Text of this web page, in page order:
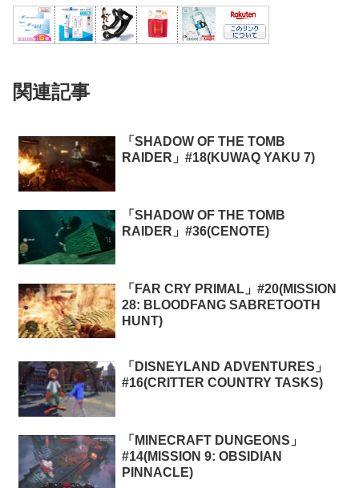
関連記事
「SHADOW OF THE TOMB
RAIDER」#18(KUWAQ YAKU 7)
「SHADOW OF THE TOMB
RAIDER」#36(CENOTE)
「FAR CRY PRIMAL」#20(MISSION
28: BLOODFANG SABRETOOTH
HUNT)
「DISNEYLAND ADVENTURES」
#16(CRITTER COUNTRY TASKS)
「MINECRAFT DUNGEONS」
#14(MISSION 9: OBSIDIAN
PINNACLE)